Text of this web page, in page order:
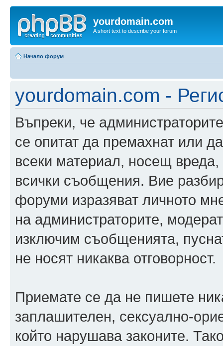
yourdomain.com
A short text to describe your forum
Начало форум
yourdomain.com -
Въпреки, че
се опитат да премахнат или
всеки материал, носещ
всички съобщения. Вие
форуми изразяват личното
на администраторите,
изключим съобщенията,
не носят никаква отговорност.
Приемате се да не пишете
заплашителен, сексуално-
който нарушава законите.